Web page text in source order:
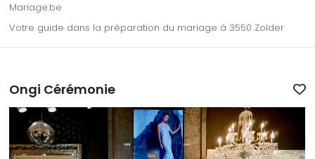
Mariage.be
Votre guide dans la préparation du mariage à 3550 Zolder
Ongi Cérémonie